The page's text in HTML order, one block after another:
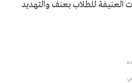
العنيفة للطلاب بعنف والتهديد